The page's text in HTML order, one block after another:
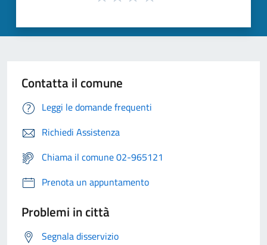
Contatta il comune
Leggi le domande frequenti
Richiedi Assistenza
Chiama il comune 02-965121
Prenota un appuntamento
Problemi in città
Segnala disservizio